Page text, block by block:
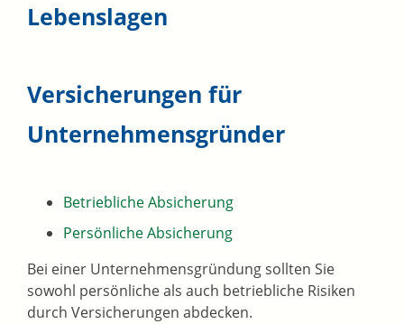
Lebenslagen
Versicherungen für
Unternehmensgründer
Betriebliche Absicherung
Persönliche Absicherung
Bei einer Unternehmensgründung sollten Sie
sowohl persönliche als auch betriebliche Risiken
durch Versicherungen abdecken.